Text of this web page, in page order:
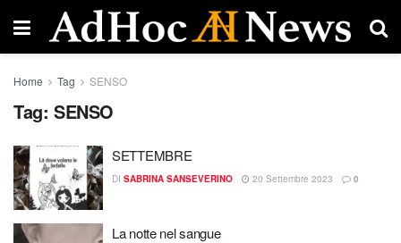
Home Tag SENSO
Tag: SENSO
SETTEMBRE
DI SABRINA SANSEVERINO 20 Settembre 2023 0
La notte nel sangue